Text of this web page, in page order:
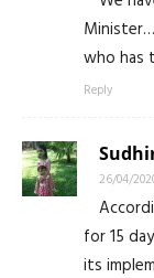
who has
Reply
26/04/
for 15
its